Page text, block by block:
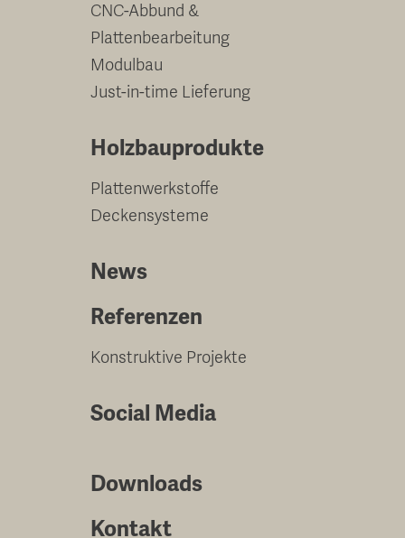
CNC-Abbund &
Plattenbearbeitung
Modulbau
Just-in-time Lieferung
Holzbauprodukte
Plattenwerkstoffe
Deckensysteme
News
Referenzen
Konstruktive Projekte
Social Media
Downloads
Kontakt